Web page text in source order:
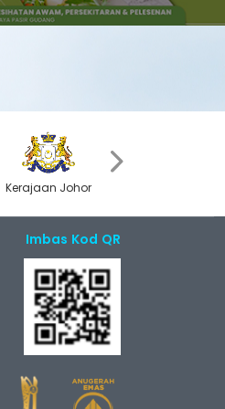
Kerajaan Johor
Imbas Kod QR